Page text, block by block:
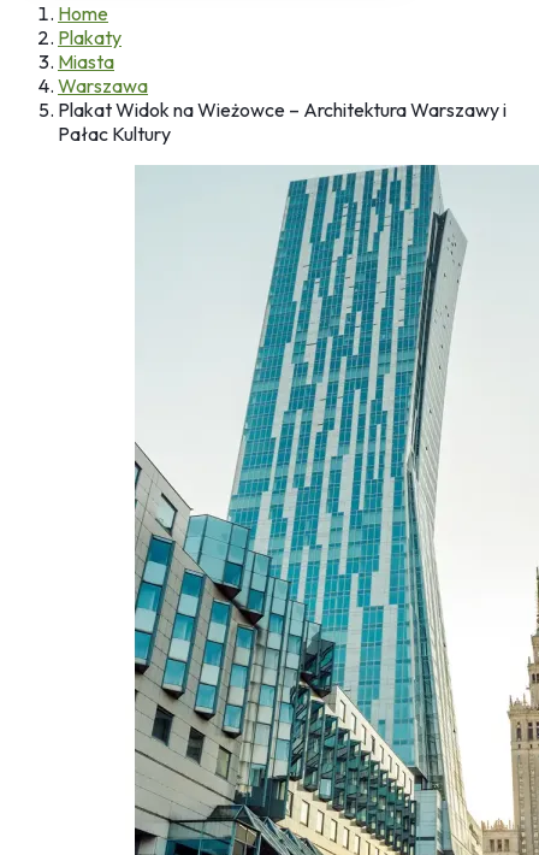
Home
Plakaty
Miasta
Warszawa
Plakat Widok na Wieżowce – Architektura Warszawy i
Pałac Kultury